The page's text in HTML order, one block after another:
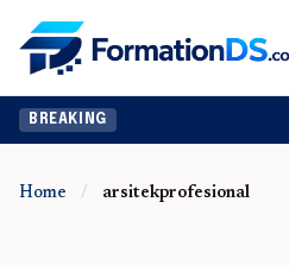
BREAKING
Home / arsitekprofesional